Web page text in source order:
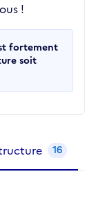
!
fortement
soit
16